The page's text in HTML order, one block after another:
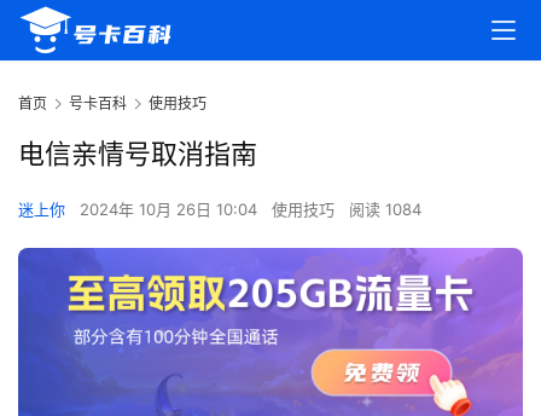
首页 号卡百科 使用技巧
电信亲情号取消指南
迷上你 2024年 10月 26日 10:04 使用技巧 阅读 1084